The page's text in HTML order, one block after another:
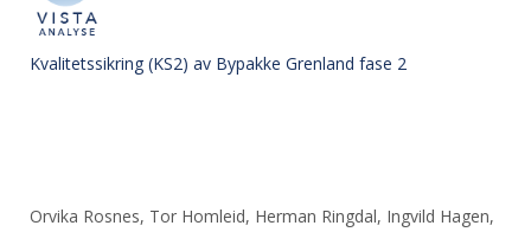
Kvalitetssikring (KS2) av Bypakke Grenland fase 2
Orvika Rosnes, Tor Homleid, Herman Ringdal, Ingvild Hagen,